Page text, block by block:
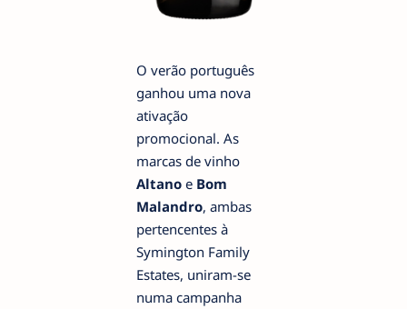
O verão português
ganhou uma nova
ativação
promocional. As
marcas de vinho
Altano e Bom
Malandro, ambas
pertencentes à
Symington Family
Estates, uniram-se
numa campanha